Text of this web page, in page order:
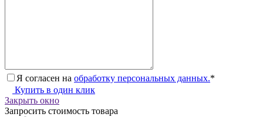
Я согласен на обработку персональных данных.*
Купить в один клик
Закрыть окно
Запросить стоимость товара